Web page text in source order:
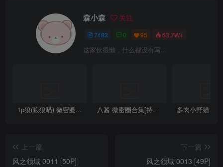
森小森 关注
7483 0 95 63.7W+
这家伙很懒，什么都没有写...
1p狼(狼狼喵) 微密圈/岛遇合集[持续更新2025.08.20] 八酱 微密圈合集[持续更新]
上一篇
风之领域 0011 [50P]
下一篇
风之领域 0013 [49P]